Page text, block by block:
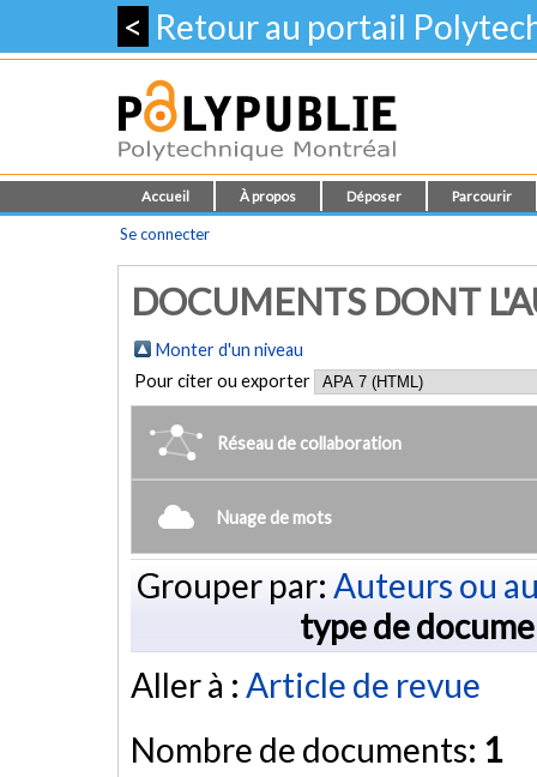
< Retour au portail
Accueil À propos Déposer Parcourir
Se connecter
DOCUMENTS DONT
Monter d'un niveau
Pour citer ou exporter
Réseau de collaboration
Nuage de mots
Grouper par: Auteurs ou
type de
Aller à : Article de revue
Nombre de documents: 1